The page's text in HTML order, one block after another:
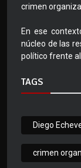
crimen
En ese
núcleo de las
político frente
TAGS
Diego
crimen